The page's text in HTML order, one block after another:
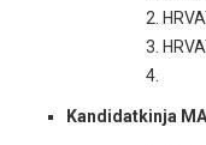
Kandidatkinja